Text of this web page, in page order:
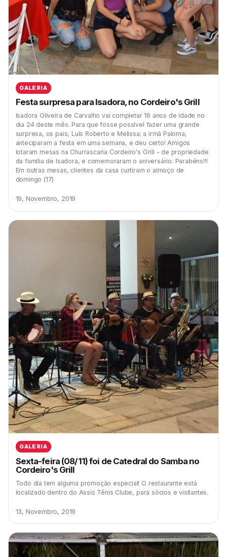
GALERIA
Festa surpresa para Isadora, no Cordeiro's Grill
Isadora Oliveira de Carvalho vai completar 16 anos de idade no
dia 24 deste mês. Para que fosse possível fazer uma grande
surpresa, os pais, Luís Roberto e Melissa; a irmã Paloma,
anteciparam a festa em uma semana, e deu certo! Amigos
lotaram mesas na Churrascaria Cordeiro's Grill - de propriedade
da família de Isadora, e comemoraram o aniversário. Parabéns!!!
Em outras mesas, clientes da casa curtiram o almoço de
domingo (17)
19, Novembro, 2019
GALERIA
Sexta-feira (08/11) foi de Catedral do Samba no
Cordeiro's Grill
Todo dia tem alguma promoção especial! O restaurante está
localizado dentro do Assis Tênis Clube, para sócios e visitantes.
13, Novembro, 2019